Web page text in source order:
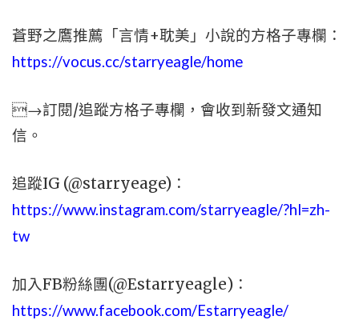
蒼野之鷹推薦「言情+耽美」小說的方格子專欄：
https://vocus.cc/starryeagle/home
→訂閱/追蹤方格子專欄，會收到新發文通知
信。
追蹤IG (@starryeage)：
https://www.instagram.com/starryeagle/?hl=zh-
tw
加入FB粉絲團(@Estarryeagle)：
https://www.facebook.com/Estarryeagle/